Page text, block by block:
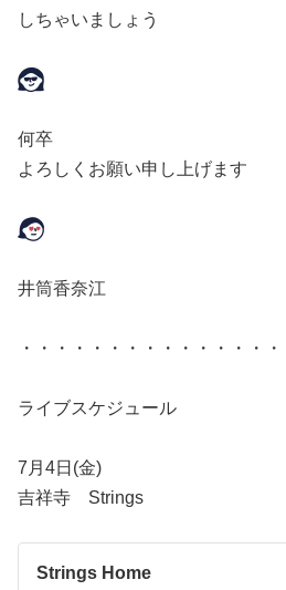
しちゃいましょう
何卒
よろしくお願い申し上げます
井筒香奈江
・・・・・・・・・・・・・・・
ライブスケジュール
7月4日(金)
吉祥寺 Strings
Strings Home